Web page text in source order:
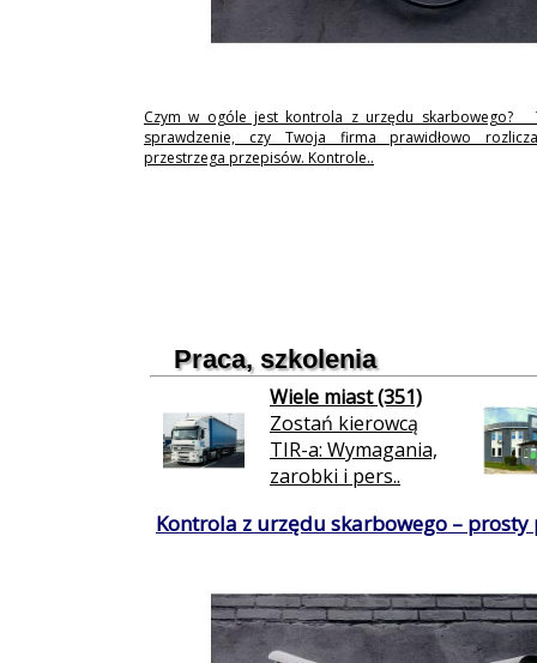
Czym w ogóle jest kontrola z urzędu skarbowego?
sprawdzenie, czy Twoja firma prawidłowo
przestrzega przepisów. Kontrole..
Praca, szkolenia
Wiele miast (351)
Zostań kierowcą
TIR-a: Wymagania,
zarobki i pers..
Kontrola z urzędu skarbowego –